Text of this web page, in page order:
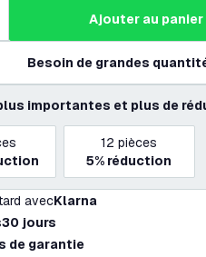
la quantité
ajouter au panier
Besoin de grandes
importantes et plus de
12 pièces
5% réduction
avecKlarna
30 jours
de garantie